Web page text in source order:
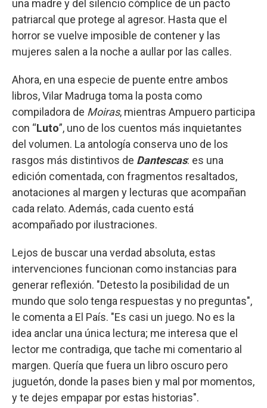
una madre y del silencio cómplice de un pacto
patriarcal que protege al agresor. Hasta que el
horror se vuelve imposible de contener y las
mujeres salen a la noche a aullar por las calles.
Ahora, en una especie de puente entre ambos
libros, Vilar Madruga toma la posta como
compiladora de Moiras, mientras Ampuero participa
con “Luto”, uno de los cuentos más inquietantes
del volumen. La antología conserva uno de los
rasgos más distintivos de Dantescas: es una
edición comentada, con fragmentos resaltados,
anotaciones al margen y lecturas que acompañan
cada relato. Además, cada cuento está
acompañado por ilustraciones.
Lejos de buscar una verdad absoluta, estas
intervenciones funcionan como instancias para
generar reflexión. "Detesto la posibilidad de un
mundo que solo tenga respuestas y no preguntas",
le comenta a El País. "Es casi un juego. No es la
idea anclar una única lectura; me interesa que el
lector me contradiga, que tache mi comentario al
margen. Quería que fuera un libro oscuro pero
juguetón, donde la pases bien y mal por momentos,
y te dejes empapar por estas historias".